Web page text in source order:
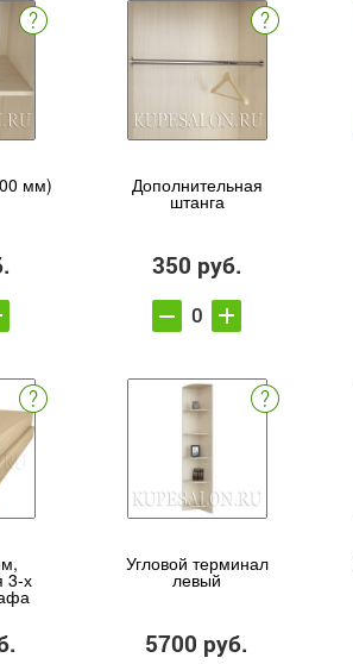
мм) Дополнительная
штанга
350 руб.
3-х
Угловой терминал
левый
5700 руб.